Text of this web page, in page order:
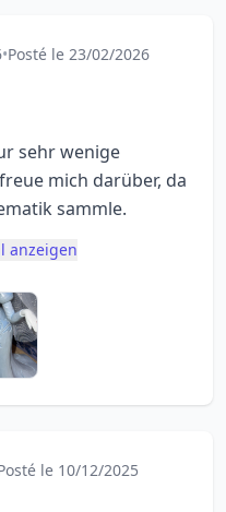
•Posté le 23/02/2026
sehr wenige
mich darüber, da
sammle.
anzeigen
le 10/12/2025